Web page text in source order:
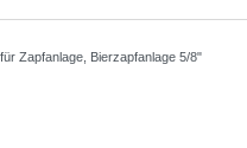
Zapfanlage, Bierzapfanlage 5/8"